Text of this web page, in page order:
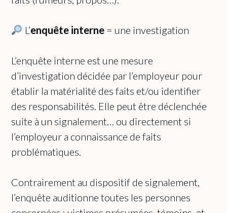
L’enquête interne= une investigation
L’enquête interne est une mesure
d’investigation décidée par l’employeur pour
établir la matérialité des faits et/ou identifier
des responsabilités. Elle peut être déclenchée
suite à un signalement… ou directement si
l’employeur a connaissance de faits
problématiques.
Contrairement au dispositif de signalement,
l’enquête auditionne toutes les personnes